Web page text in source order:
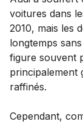
voitures dans
2010, mais les
longtemps
figure souvent
principalement
raffinés.
Cependant,